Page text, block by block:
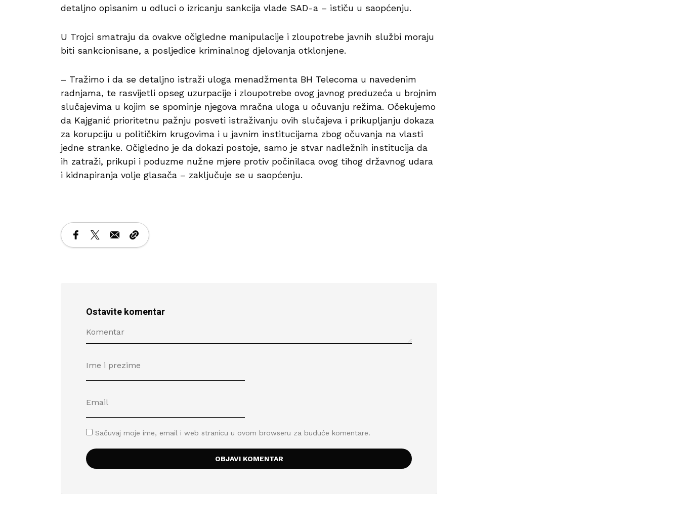
detaljno opisanim u odluci o izricanju sankcija vlade SAD-a – ističu u saopćenju.
U Trojci smatraju da ovakve očigledne manipulacije i zloupotrebe javnih službi moraju
biti sankcionisane, a posljedice kriminalnog djelovanja otklonjene.
– Tražimo i da se detaljno istraži uloga menadžmenta BH Telecoma u navedenim
radnjama, te rasvijetli opseg uzurpacije i zloupotrebe ovog javnog preduzeća u brojnim
slučajevima u kojim se spominje njegova mračna uloga u očuvanju režima. Očekujemo
da Kajganić prioritetnu pažnju posveti istraživanju ovih slučajeva i prikupljanju dokaza
za korupciju u političkim krugovima i u javnim institucijama zbog očuvanja na vlasti
jedne stranke. Očigledno je da dokazi postoje, samo je stvar nadležnih institucija da
ih zatraži, prikupi i poduzme nužne mjere protiv počinilaca ovog tihog državnog udara
i kidnapiranja volje glasača – zaključuje se u saopćenju.
Ostavite komentar
Sačuvaj moje ime, email i web stranicu u ovom browseru za buduće komentare.